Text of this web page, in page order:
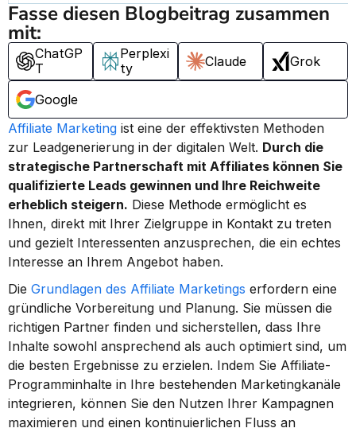
Fasse diesen Blogbeitrag zusammen
mit:
ChatGP
T
Perplexi
ty
Claude Grok
Google
Affiliate Marketing ist eine der effektivsten Methoden
zur Leadgenerierung in der digitalen Welt. Durch die
strategische Partnerschaft mit Affiliates können Sie
qualifizierte Leads gewinnen und Ihre Reichweite
erheblich steigern. Diese Methode ermöglicht es
Ihnen, direkt mit Ihrer Zielgruppe in Kontakt zu treten
und gezielt Interessenten anzusprechen, die ein echtes
Interesse an Ihrem Angebot haben.
Die Grundlagen des Affiliate Marketings erfordern eine
gründliche Vorbereitung und Planung. Sie müssen die
richtigen Partner finden und sicherstellen, dass Ihre
Inhalte sowohl ansprechend als auch optimiert sind, um
die besten Ergebnisse zu erzielen. Indem Sie Affiliate-
Programminhalte in Ihre bestehenden Marketingkanäle
integrieren, können Sie den Nutzen Ihrer Kampagnen
maximieren und einen kontinuierlichen Fluss an